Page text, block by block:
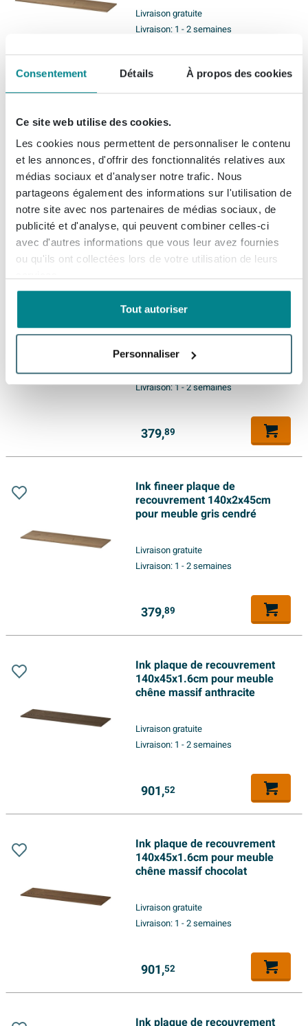
Consentement Détails À propos des cookies
Ce site web utilise des cookies.
Les cookies nous permettent de personnaliser le contenu
et les annonces, d'offrir des fonctionnalités relatives aux
médias sociaux et d'analyser notre trafic. Nous
partageons également des informations sur l'utilisation de
notre site avec nos partenaires de médias sociaux, de
publicité et d'analyse, qui peuvent combiner celles-ci
avec d'autres informations que vous leur avez fournies
ou qu'ils ont collectées lors de votre utilisation de leurs
Tout autoriser
Personnaliser
Livraison gratuite
Livraison: 1 - 2 semaines
425,
INK Plan vasque - 140x45x2cm
- pour meuble sous-vasque -
MDF placage naturel
Livraison gratuite
Livraison:1 - 2 semaines
379,
Ink fineer plaque de
pour armoire inférieure
chocolat
Livraison gratuite
Livraison:1 - 2 semaines
379,89
Ink fineer plaque de
recouvrement 140x2x45cm
pour meuble gris cendré
Livraison gratuite
Livraison: 1 - 2 semaines
379,89
Ink plaque de recouvrement
140x45x1.6cm pour meuble
chêne massif anthracite
Livraison gratuite
Livraison: 1 - 2 semaines
901,52
Ink plaque de recouvrement
140x45x1.6cm pour meuble
chêne massif chocolat
Livraison gratuite
Livraison: 1 - 2 semaines
901,52